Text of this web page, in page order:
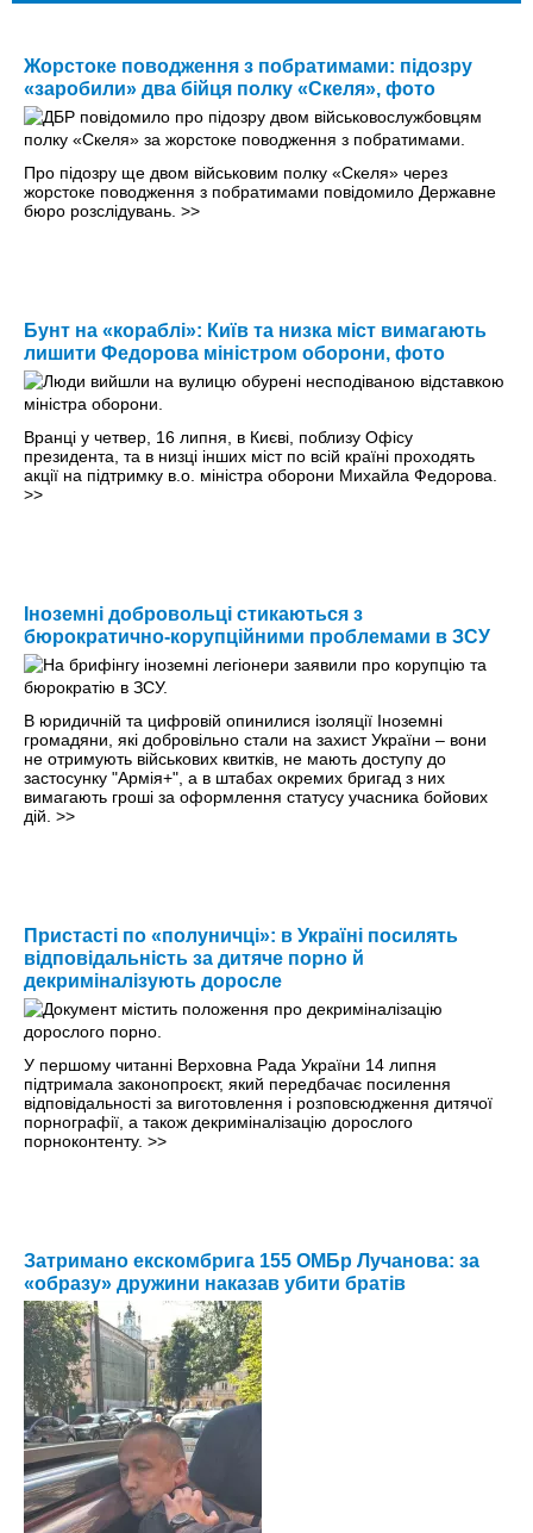
Жорстоке поводження з побратимами: підозру
«заробили» два бійця полку «Скеля», фото
Про підозру ще двом військовим полку «Скеля» через
жорстоке поводження з побратимами повідомило Державне
бюро розслідувань. >>
Бунт на «кораблі»: Київ та низка міст вимагають
лишити Федорова міністром оборони, фото
Вранці у четвер, 16 липня, в Києві, поблизу Офісу
президента, та в низці інших міст по всій країні проходять
акції на підтримку в.о. міністра оборони Михайла Федорова.
>>
Іноземні добровольці стикаються з
бюрократично-корупційними проблемами в ЗСУ
В юридичній та цифровій опинилися ізоляції Іноземні
громадяни, які добровільно стали на захист України – вони
не отримують військових квитків, не мають доступу до
застосунку "Армія+", а в штабах окремих бригад з них
вимагають гроші за оформлення статусу учасника бойових
дій. >>
Пристасті по «полуничці»: в Україні посилять
відповідальність за дитяче порно й
декриміналізують доросле
У першому читанні Верховна Рада України 14 липня
підтримала законопроєкт, який передбачає посилення
відповідальності за виготовлення і розповсюдження дитячої
порнографії, а також декриміналізацію дорослого
порноконтенту. >>
Затримано екскомбрига 155 ОМБр Лучанова: за
«образу» дружини наказав убити братів